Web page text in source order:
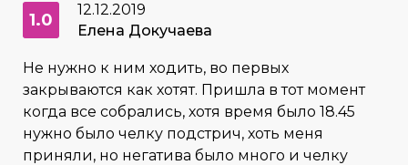
1.0
12.12.2019
Елена Докучаева
Не нужно к ним ходить, во первых
закрываются как хотят. Пришла в тот момент
когда все собрались, хотя время было 18.45
нужно было челку подстрич, хоть меня
приняли, но негатива было много и челку